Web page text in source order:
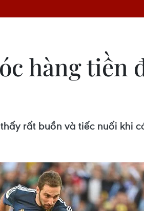
hàng tiền
rất buồn và tiếc nuối khi